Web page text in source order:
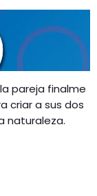
pareja finalme
criar a sus dos
naturaleza.